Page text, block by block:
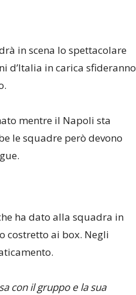
in scena lo spettacolare
d’Italia in carica sfideranno
mentre il Napoli sta
le squadre però devono
ha dato alla squadra in
costretto ai box. Negli
con il gruppo e la sua